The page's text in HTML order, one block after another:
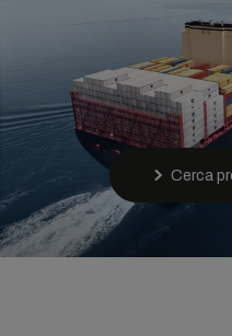
Cerca